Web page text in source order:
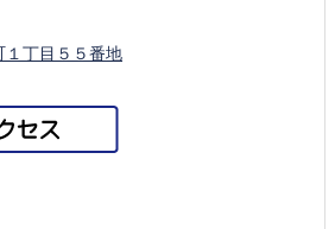
１丁目５５番地